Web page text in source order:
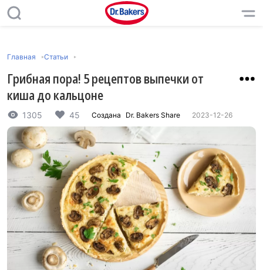
Главная Статьи
Грибная пора! 5 рецептов выпечки от
киша до кальцоне
1305 45 Создана Dr. Bakers Share 2023-12-26